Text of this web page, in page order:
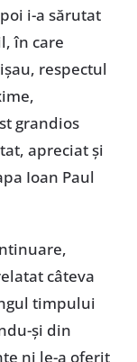
i-a sărutat
în care
respectul
grandios
apreciat şi
Ioan Paul
câteva
timpului
şi din
ni le-a oferit